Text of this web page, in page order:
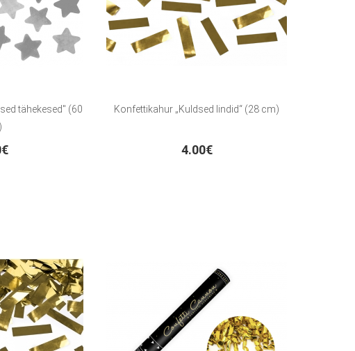
tähekesed" (60
Konfettikahur „Kuldsed lindid“ (28 cm)
4.00€